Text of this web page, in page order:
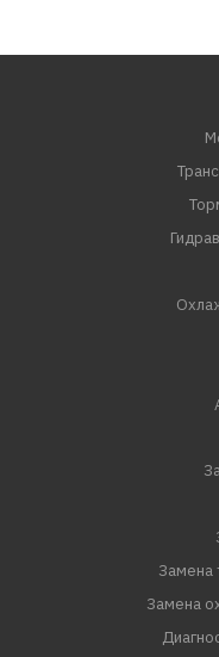
Замена
Замена